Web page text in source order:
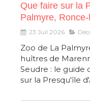
Que faire sur la
Palmyre,
23 Juil 2026
Zoo de La
huîtres de
Seudre : le guide
sur la Presqu'île